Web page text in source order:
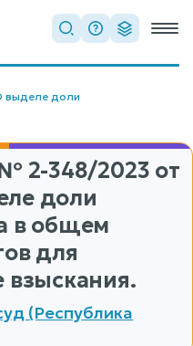
выделе доли
2-348/2023 от
доли
в общем
для
(Республика